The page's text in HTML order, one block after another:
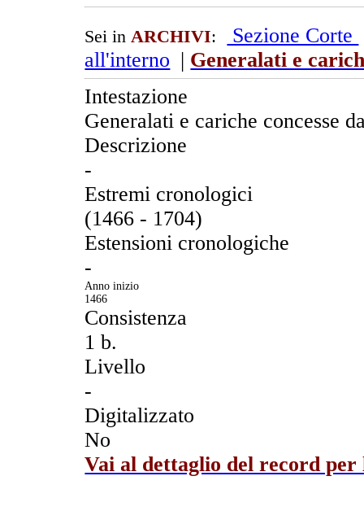
Sei inARCHIVI: Sezione Corte
all'interno | Generalati e
Intestazione
Generalati e cariche concesse
Descrizione
-
Estremi cronologici
(1466 - 1704)
Estensioni cronologiche
-
Anno inizio
1466
Consistenza
1 b.
Livello
-
Digitalizzato
No
Vai al dettaglio del record per